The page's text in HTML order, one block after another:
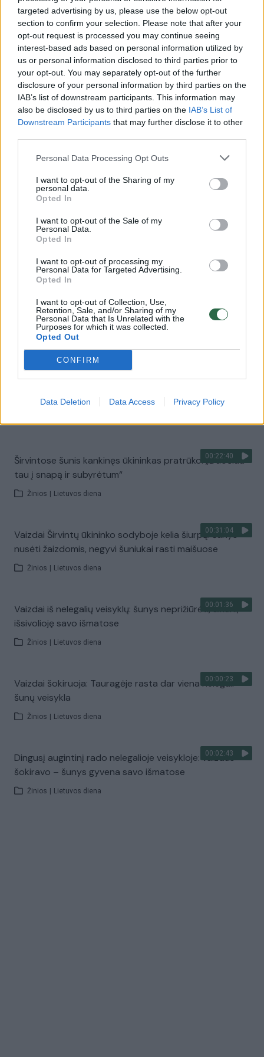
targeted advertising by us, please use the below opt-out
section to confirm your selection. Please note that after your
opt-out request is processed you may continue seeing
interest-based ads based on personal information utilized by
us or personal information disclosed to third parties prior to
your opt-out. You may separately opt-out of the further
disclosure of your personal information by third parties on the
IAB’s list of downstream participants. This information may
also be disclosed by us to third parties on the IAB’s List of
Downstream Participants that may further disclose it to other
Personal Data Processing Opt Outs
I want to opt-out of the Sharing of my
personal data.
Opted In
I want to opt-out of the Sale of my
Personal Data.
Opted In
I want to opt-out of processing my
Personal Data for Targeted Advertising.
Opted In
I want to opt-out of Collection, Use,
Retention, Sale, and/or Sharing of my
Personal Data that Is Unrelated with the
Purposes for which it was collected.
Opted Out
CONFIRM
Data Deletion Data Access Privacy Policy
00:03:16
Praeiviai apie visuomenės sujudimą dėl nelegalių šunų
veisyklų: ar pavyks jas išnaikinti?
Žinios | Augintinis
00:04:03
P. Auštrevičius: kalbėti apie Lietuvą kaip apie gerovės
valstybę yra tuščias reikalas
Laidos | 24/7
00:16:55
R. Šarkienė neapsikentė dėl smurto prieš gyvūnus:
„Pasiimsiu šunį ir eisiu į Seimą“
Žinios | Augintinis
00:01:11
Pasidalijo graudinančiais vaizdais: Kauno r. išgelbėti 82
Žinios | Augintinis
00:00:40
Policija pradėjo penkis ikiteisminius tyrimus dėl žiauraus
elgesio su gyvūnais
00:05:01
ir siūlymai didinti baudas
00:22:40
Širvintose šunis kankinęs ūkininkas pratrūko: „Duočiau
tau į snapą ir subyrėtum“
Žinios Lietuvos diena
00:31:04
Vaizdai Širvintų ūkininko sodyboje kelia šiurpą: šunys
nusėti žaizdomis, negyvi šuniukai rasti maišuose
Žinios Lietuvos diena
00:01:36
Vaizdai iš nelegalių veisyklų: šunys neprižiūrėti, alkani,
išsivolioję savo išmatose
Žinios Lietuvos diena
00:00:23
Vaizdai šokiruoja: Tauragėje rasta dar viena nelegali
šunų veisykla
Žinios Lietuvos diena
00:02:43
Dingusį augintinį rado nelegalioje veisykloje: vaizdas
šokiravo – šunys gyvena savo išmatose
Žinios Lietuvos diena